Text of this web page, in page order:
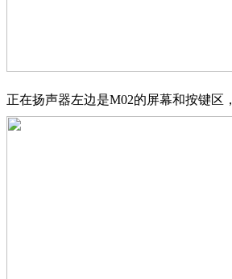
正在扬声器左边是M02的屏幕和按键区，